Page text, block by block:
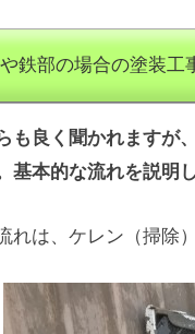
や鉄部の場合の塗装
も良く聞かれますが
基本的な流れを説明し
れは、ケレン（掃除